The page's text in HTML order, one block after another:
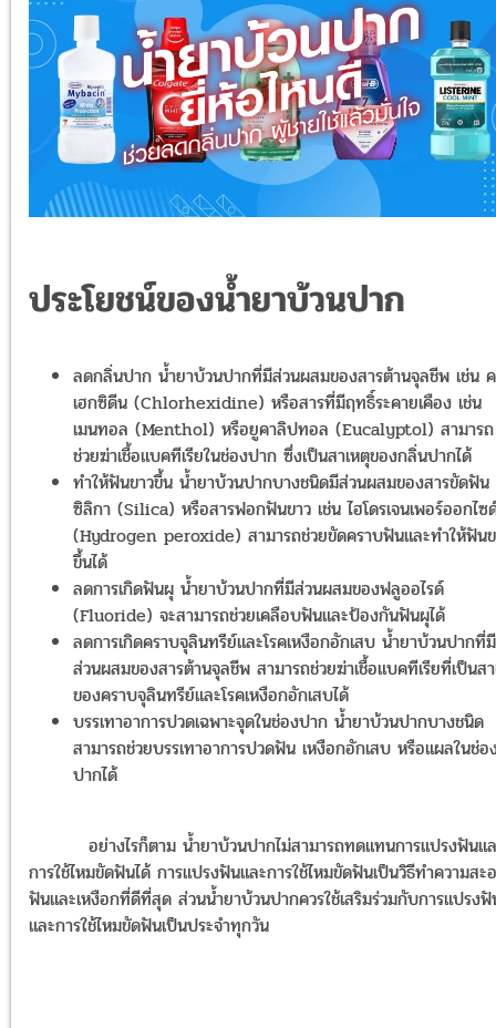
ประโยชน์ของน้ำยาบ้วนปาก
ลดกลิ่นปาก น้ำยาบ้วนปากที่มีส่วนผสมของสารต้านจุลชีพ เช่น
เฮกซิดีน (Chlorhexidine) หรือสารที่มีฤทธิ์ระคายเคือง เช่น
เมนทอล (Menthol) หรือยูคาลิปทอล (Eucalyptol) สามารถ
ช่วยฆ่าเชื้อแบคทีเรียในช่องปาก ซึ่งเป็นสาเหตุของกลิ่นปากได้
ทำให้ฟันขาวขึ้น น้ำยาบ้วนปากบางชนิดมีส่วนผสมของสารขัดฟัน
ซิลิกา (Silica) หรือสารฟอกฟันขาว เช่น ไฮโดรเจนเพอร์ออกไซ
(Hydrogen peroxide) สามารถช่วยขัดคราบฟันและทำให้ฟัน
ขึ้นได้
ลดการเกิดฟันผุ น้ำยาบ้วนปากที่มีส่วนผสมของฟลูออไรด์
(Fluoride) จะสามารถช่วยเคลือบฟันและป้องกันฟันผุได้
ลดการเกิดคราบจุลินทรีย์และโรคเหงือกอักเสบ น้ำยาบ้วนปากที่มี
ส่วนผสมของสารต้านจุลชีพ สามารถช่วยฆ่าเชื้อแบคทีเรียที่เป็นส
ของคราบจุลินทรีย์และโรคเหงือกอักเสบได้
บรรเทาอาการปวดเฉพาะจุดในช่องปาก น้ำยาบ้วนปากบางชนิด
สามารถช่วยบรรเทาอาการปวดฟัน เหงือกอักเสบ หรือแผลในช่อ
ปากได้
อย่างไรก็ตาม น้ำยาบ้วนปากไม่สามารถทดแทนการแปรงฟันแ
การใช้ไหมขัดฟันได้ การแปรงฟันและการใช้ไหมขัดฟันเป็นวิธีทำความสะ
ฟันและเหงือกที่ดีที่สุด ส่วนน้ำยาบ้วนปากควรใช้เสริมร่วมกับการแปรง
และการใช้ไหมขัดฟันเป็นประจำทุกวัน